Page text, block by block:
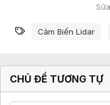
Từ khóa
Cảm Biến Lidar
CHỦ ĐỀ TƯƠNG TỰ